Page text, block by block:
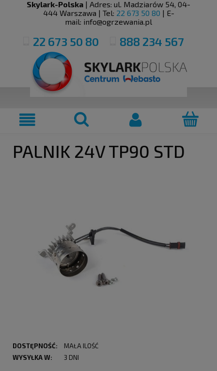
Skylark-Polska | Adres: ul. Madziarów 54, 04-
444 Warszawa | Tel: 22 673 50 80 | E-
mail: info@ogrzewania.pl
22 673 50 80 888 234 567
PALNIK 24V TP90 STD
DOSTĘPNOŚĆ:
MAŁA ILOŚĆ
WYSYŁKA W:
3 DNI